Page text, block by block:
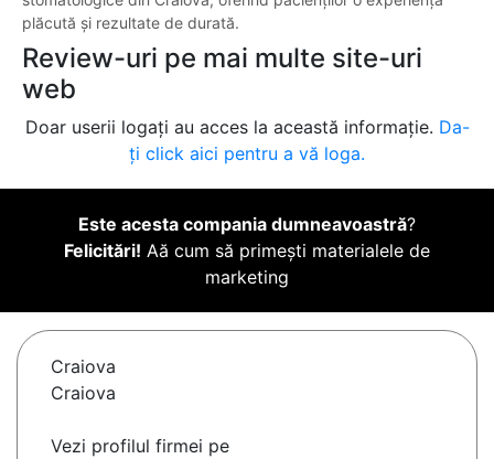
plăcută și rezultate de durată.
Review-uri pe mai multe site-uri
web
Doar userii logați au acces la această informație. Da-
ți click aici pentru a vă loga.
Este acesta compania dumneavoastră?
Felicitări! Aă cum să primești materialele de
marketing
Craiova
Craiova
Vezi profilul firmei pe